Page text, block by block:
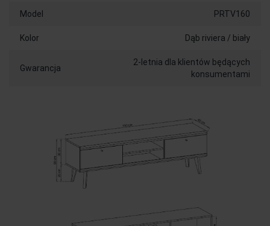
Model PRTV160
Kolor Dąb riviera / biały
Gwarancja
2-letnia dla klientów będących
konsumentami